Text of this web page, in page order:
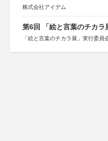
株式会社アイデム
第6回 「絵と言葉のチカラ
「絵と言葉のチカラ展」実行委員